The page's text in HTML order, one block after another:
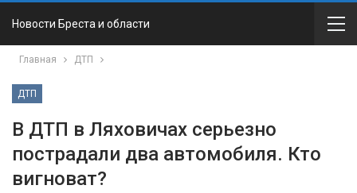
Новости Бреста и области
Главная ДТП
ДТП
В ДТП в Ляховичах серьезно
пострадали два автомобиля. Кто
вигноват?